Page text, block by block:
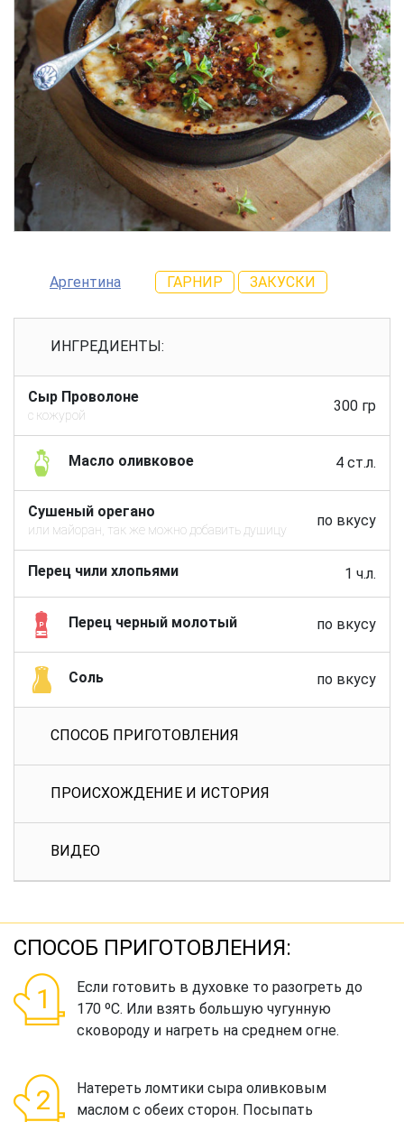
Аргентина ГАРНИР ЗАКУСКИ
ИНГРЕДИЕНТЫ:
Сыр Проволоне
с кожурой
300 гр
Масло оливковое 4 ст.л.
Сушеный орегано
или майоран, так же можно добавить душицу
по вкусу
Перец чили хлопьями 1 ч.л.
Перец черный молотый по вкусу
Соль по вкусу
СПОСОБ ПРИГОТОВЛЕНИЯ
ПРОИСХОЖДЕНИЕ И ИСТОРИЯ
ВИДЕО
СПОСОБ ПРИГОТОВЛЕНИЯ:
Если готовить в духовке то разогреть до
170 ºС. Или взять большую чугунную
сковороду и нагреть на среднем огне.
Натереть ломтики сыра оливковым
маслом с обеих сторон. Посыпать